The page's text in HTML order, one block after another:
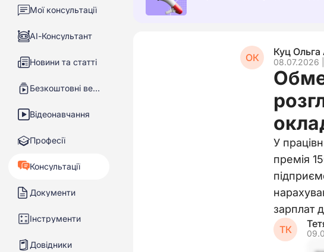
Мої консультації
АІ-Консультант
Новини та статті
Безкоштовні вебінари
Відеонавчання
Професії
Консультації
Документи
Інструменти
Довідники
ОК Куц Ольга
08.07.2026
У
премія
зарплат
ТК